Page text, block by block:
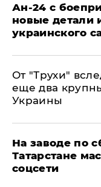
Ан-24 с
новые детали
украинского
От "Трухи"
еще два
Украины
На заводе по
Татарстане
соцсети